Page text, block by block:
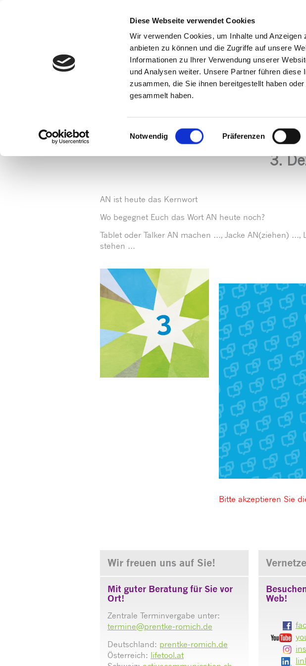
Diese Webseite verwendet Cookies
Wir verwenden Cookies, um Inhalte und
anbieten zu können und die Zugriffe auf unsere
Informationen zu Ihrer Verwendung unserer
und Analysen weiter. Unsere Partner führen
zusammen, die Sie ihnen bereitgestellt haben
gesammelt haben.
Einwilligungsauswahl
Notwendig Präferenzen
Afont
AReset
font
size.
AIncrease
font
size.
Produkte/Shop
»Aktuelles»Allgemein 3. Dezember 2021
3.
AN ist heute das Kernwort
Wo begegnet Euch das Wort AN heute noch?
Tablet oder Talker AN machen …, Jacke AN(ziehen)
stehen …
Bitte akzeptieren Sie
Wir freuen uns auf Sie!
Mit guter Beratung für Sie vor
Ort!
Zentrale Terminvergabe unter:
termine@prentke-romich.de
Deutschland: prentke-romich.de
Österreich: lifetool.at
Web!